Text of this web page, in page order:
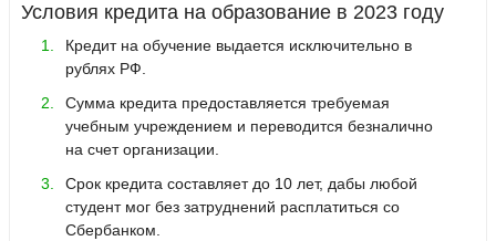
Условия кредита на образование в 2023 году
Кредит на обучение выдается исключительно в
рублях РФ.
Сумма кредита предоставляется требуемая
учебным учреждением и переводится безналично
на счет организации.
Срок кредита составляет до 10 лет, дабы любой
студент мог без затруднений расплатиться со
Сбербанком.